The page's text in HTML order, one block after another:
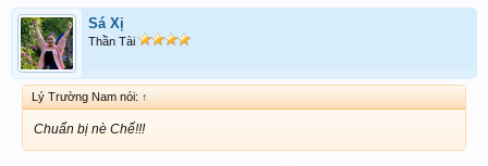
Sá Xị
Thần Tài
Lý Trường Nam nói: ↑
Chuẩn bị nè Chế!!!